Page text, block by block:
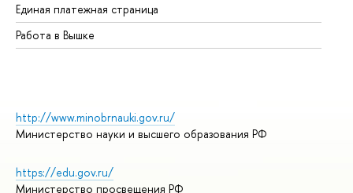
Единая платежная страница
Работа в Вышке
http://www.minobrnauki.gov.ru/
Министерство науки и высшего образования РФ
https://edu.gov.ru/
Министерство просвещения РФ